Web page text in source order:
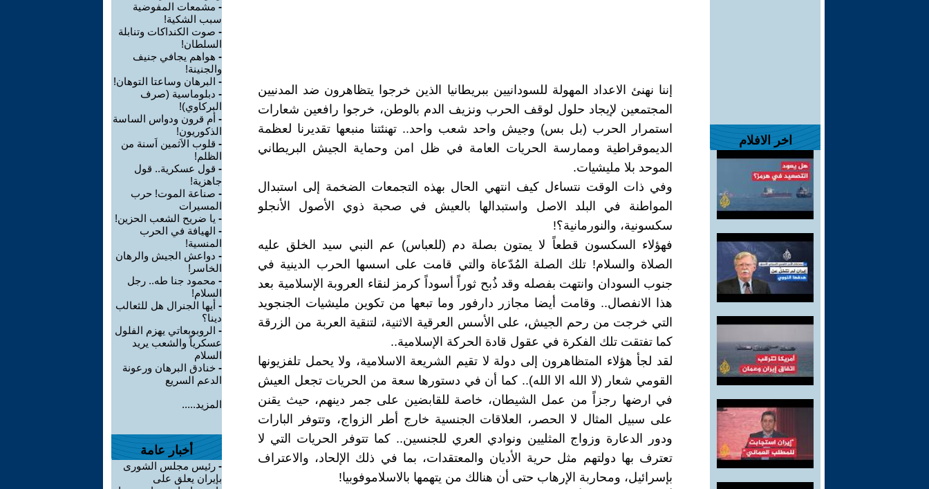
اخر الافلام
إننا نهنئ الاعداد المهولة للسودانيين ببريطانيا الذين خرجوا يتظاهرون ضد المدنيين
المجتمعين لإيجاد حلول لوقف الحرب ونزيف الدم بالوطن، خرجوا رافعين شعارات
استمرار الحرب (بل بس) وجيش واحد شعب واحد.. تهنئتنا منبعها تقديرنا لعظمة
الديموقراطية وممارسة الحريات العامة في ظل امن وحماية الجيش البريطاني
الموحد بلا مليشيات.
وفي ذات الوقت نتساءل كيف انتهي الحال بهذه التجمعات الضخمة إلى استبدال
المواطنة في البلد الاصل واستبدالها بالعيش في صحبة ذوي الأصول الأنجلو
سكسونية، والنورمانية؟!
فهؤلاء السكسون قطعاً لا يمتون بصلة دم (للعباس) عم النبي سيد الخلق عليه
الصلاة والسلام! تلك الصلة المُدّعاة والتي قامت على اسسها الحرب الدينية في
جنوب السودان وانتهت بفصله وقد ذُبح ثوراً أسوداً كرمز لنقاء العروبة الإسلامية بعد
هذا الانفصال.. وقامت أيضا مجازر دارفور وما تبعها من تكوين مليشيات الجنجويد
التي خرجت من رحم الجيش، على الأسس العرقية الاثنية، لتنقية العربة من الزرقة
كما تفتقت تلك الفكرة في عقول قادة الحركة الإسلامية..
لقد لجأ هؤلاء المتظاهرون إلى دولة لا تقيم الشريعة الاسلامية، ولا يحمل تلفزيونها
القومي شعار (لا الله الا الله).. كما أن في دستورها سعة من الحريات تجعل العيش
في ارضها رجزاً من عمل الشيطان، خاصة للقابضين على جمر دينهم، حيث يقنن
على سبيل المثال لا الحصر، العلاقات الجنسية خارج أطر الزواج، وتتوفر البارات
ودور الدعارة وزواج المثليين ونوادي العري للجنسين.. كما تتوفر الحريات التي لا
تعترف بها دولتهم مثل حرية الأديان والمعتقدات، بما في ذلك الإلحاد، والاعتراف
بإسرائيل، ومحاربة الإرهاب حتى أن هنالك من يتهمها بالاسلاموفوبيا!
- مشمعات المفوضية
سبب الشكية!
- صوت الكنداكات وتنابلة
السلطان!
- هواهم يجافي جنيف
والجنينة!
- البرهان وساعتا التوهان!
- دبلوماسية (صرف
البركاوي)!
- أم قرون ودواس الساسة
الذكوريون!
- قلوب الاَثمين اَسنة من
الظلم!
- قول عسكرية.. قول
جاهزية!
- صناعة الموت! حرب
المسيرات
- يا ضريح الشعب الحزين!
- الهيافة في الحرب
المنسية!
- دواعش الجيش والرهان
الخاسر!
- محمود جنا طه.. رجل
السلام!
- أيها الجنرال هل للثعالب
دينا؟
- الروبوبعاتي يهزم الفلول
عسكرياً والشعب يريد
السلام
- خنادق البرهان ورعونة
الدعم السريع
المزيد.....
أخبار عامة
- رئيس مجلس الشورى
بإيران يعلق على